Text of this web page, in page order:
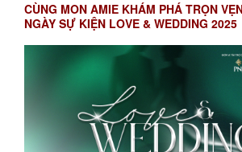
CÙNG MON AMIE KHÁM PHÁ TRỌN
NGÀY SỰ KIỆN LOVE & WEDDING 2025